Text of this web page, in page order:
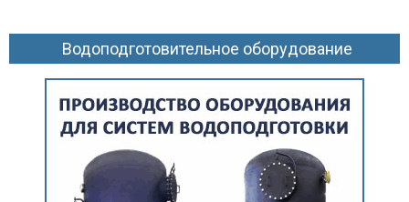
Водоподготовительное оборудование